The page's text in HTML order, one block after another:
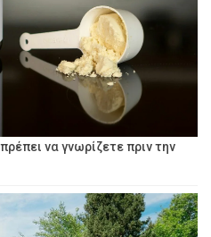
να γνωρίζετε πριν την